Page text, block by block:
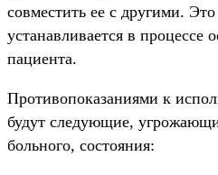
совместить ее с другими. Это
устанавливается в процессе
пациента.
Противопоказаниями к
будут следующие,
больного, состояния: